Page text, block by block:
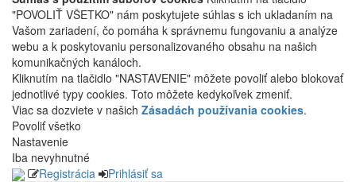
"POVOLIŤ VŠETKO" nám poskytujete súhlas s ich ukladaním na
Vašom zariadení, čo pomáha k správnemu fungovaniu a analýze
webu a k poskytovaniu personalizovaného obsahu na našich
komunikačných kanáloch.
Kliknutím na tlačidlo "NASTAVENIE" môžete povoliť alebo blokovať
jednotlivé typy cookies. Toto môžete kedykoľvek zmeniť.
Viac sa dozviete v našich Zásadách používania cookies.
Povoliť všetko
Nastavenie
Iba nevyhnutné
Registrácia
Prihlásiť sa